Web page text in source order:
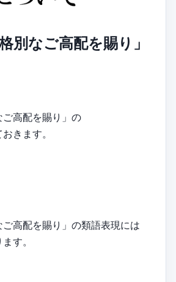
別なご高配を賜り」
ご高配を賜り」の
きます。
ご高配を賜り」の類語表現には
す。